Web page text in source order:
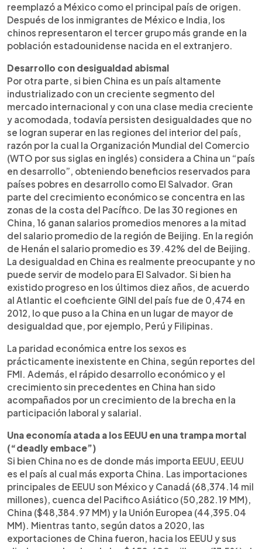
reemplazó a México como el principal país de origen.
Después de los inmigrantes de México e India, los
chinos representaron el tercer grupo más grande en la
población estadounidense nacida en el extranjero.
Desarrollo con desigualdad abismal
Por otra parte, si bien China es un país altamente
industrializado con un creciente segmento del
mercado internacional y con una clase media creciente
y acomodada, todavía persisten desigualdades que no
se logran superar en las regiones del interior del país,
razón por la cual la Organización Mundial del Comercio
(WTO por sus siglas en inglés) considera a China un “país
en desarrollo”, obteniendo beneficios reservados para
países pobres en desarrollo como El Salvador. Gran
parte del crecimiento económico se concentra en las
zonas de la costa del Pacífico. De las 30 regiones en
China, 16 ganan salarios promedios menores a la mitad
del salario promedio de la región de Beijing. En la región
de Henán el salario promedio es 39.42% del de Beijing.
La desigualdad en China es realmente preocupante y no
puede servir de modelo para El Salvador. Si bien ha
existido progreso en los últimos diez años, de acuerdo
al Atlantic el coeficiente GINI del país fue de 0,474 en
2012, lo que puso a la China en un lugar de mayor de
desigualdad que, por ejemplo, Perú y Filipinas.
La paridad económica entre los sexos es
prácticamente inexistente en China, según reportes del
FMI. Además, el rápido desarrollo económico y el
crecimiento sin precedentes en China han sido
acompañados por un crecimiento de la brecha en la
participación laboral y salarial.
Una economía atada a los EEUU en una trampa mortal
(“deadly embace”)
Si bien China no es de donde más importa EEUU, EEUU
es el país al cual más exporta China. Las importaciones
principales de EEUU son México y Canadá (68,374.14 mil
millones), cuenca del Pacifico Asiático (50,282.19 MM),
China ($48,384.97 MM) y la Unión Europea (44,395.04
MM). Mientras tanto, según datos a 2020, las
exportaciones de China fueron, hacia los EEUU y sus